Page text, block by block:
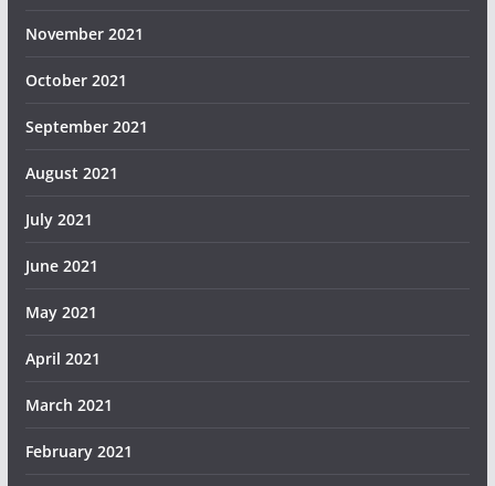
November 2021
October 2021
September 2021
August 2021
July 2021
June 2021
May 2021
April 2021
March 2021
February 2021